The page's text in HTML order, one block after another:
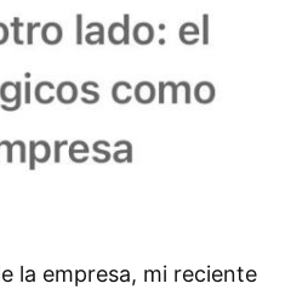
la empresa, mi reciente